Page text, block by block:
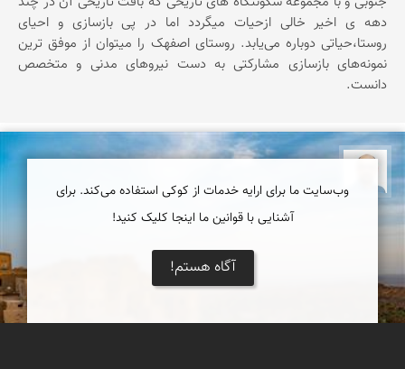
دهه ی اخیر خالی ازحیات میگردد اما در پی بازسازی و احیای
روستا،حیاتی دوباره می‌یابد. روستای اصفهک را میتوان از موفق ‌ترین
نمونه‌های بازسازی مشارکتی به دست نیروهای مدنی و متخصص
دانست.
وب‌سایت ما برای ارایه خدمات از کوکی استفاده می‌کند. برای
آشنایی با قوانین ما اینجا کلیک کنید!
آگاه هستم!